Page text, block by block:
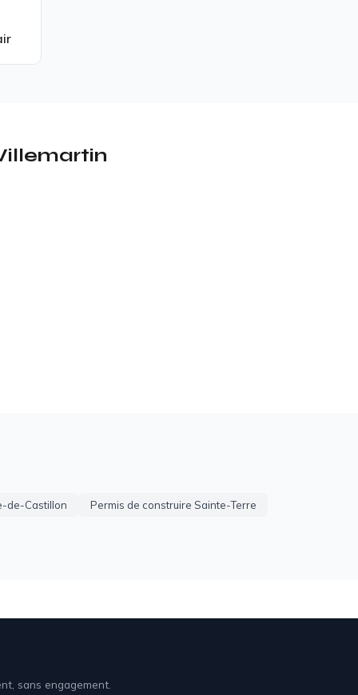
de-Castillon
Permis de construire Sainte-Terre
sans engagement.